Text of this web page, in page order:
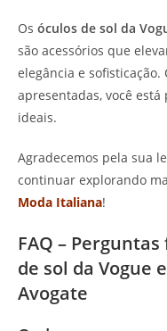
Os óculos de sol da
são acessórios que
elegância e sofisticação.
apresentadas, você
ideais.
Agradecemos pela sua
continuar explorando
Moda Italiana!
FAQ –
de sol da Vogue
Avogate